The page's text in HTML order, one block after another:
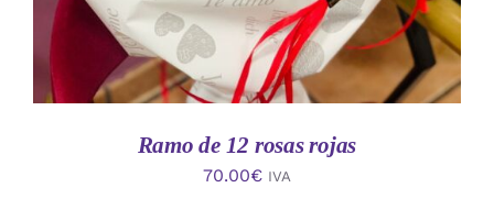
Ramo de 12 rosas rojas
70.00€ IVA